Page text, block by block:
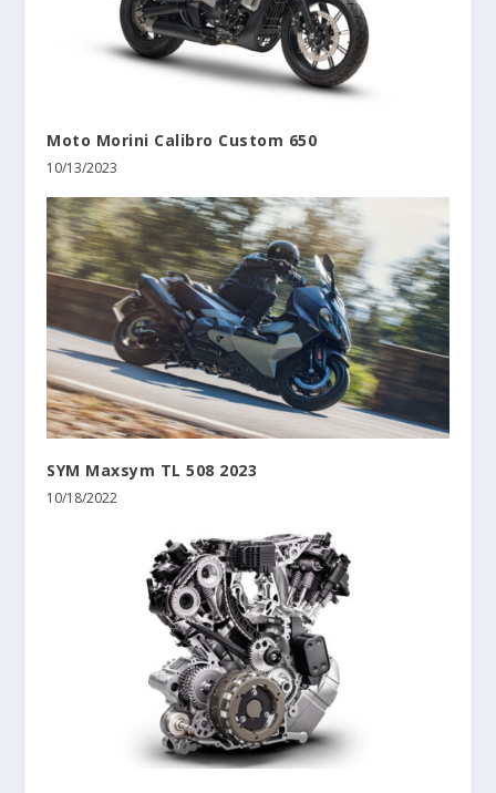
Moto Morini Calibro Custom 650
10/13/2023
SYM Maxsym TL 508 2023
10/18/2022